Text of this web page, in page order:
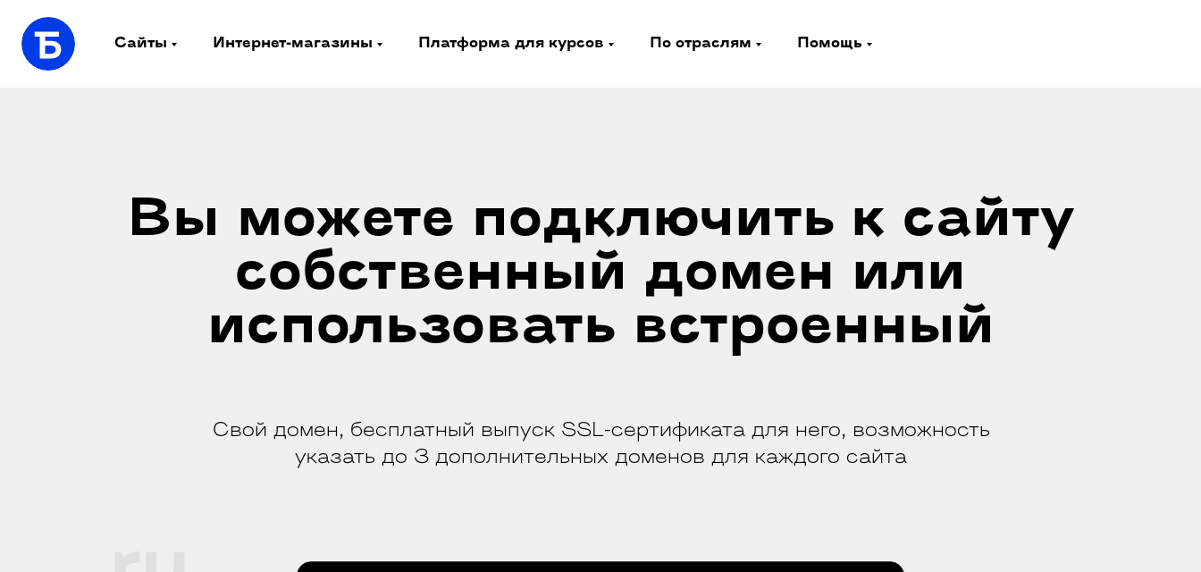
Сайты Интернет-магазины Платформа для курсов По отраслям Помощь
Вы можете подключить к сайту
собственный домен или
использовать встроенный
Свой домен, бесплатный выпуск SSL-сертификата для него, возможность
указать до 3 дополнительных доменов для каждого сайта